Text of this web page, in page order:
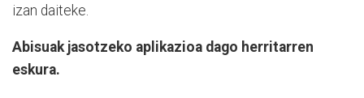
izan daiteke.
Abisuak jasotzeko aplikazioa dago herritarren
eskura.